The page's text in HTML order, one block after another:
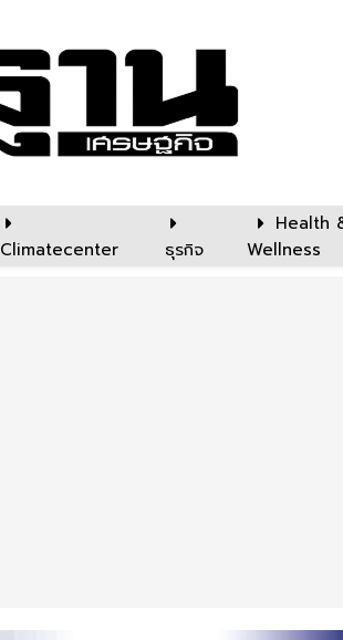
Climatecenter ธุรกิจ
Health
Wellness